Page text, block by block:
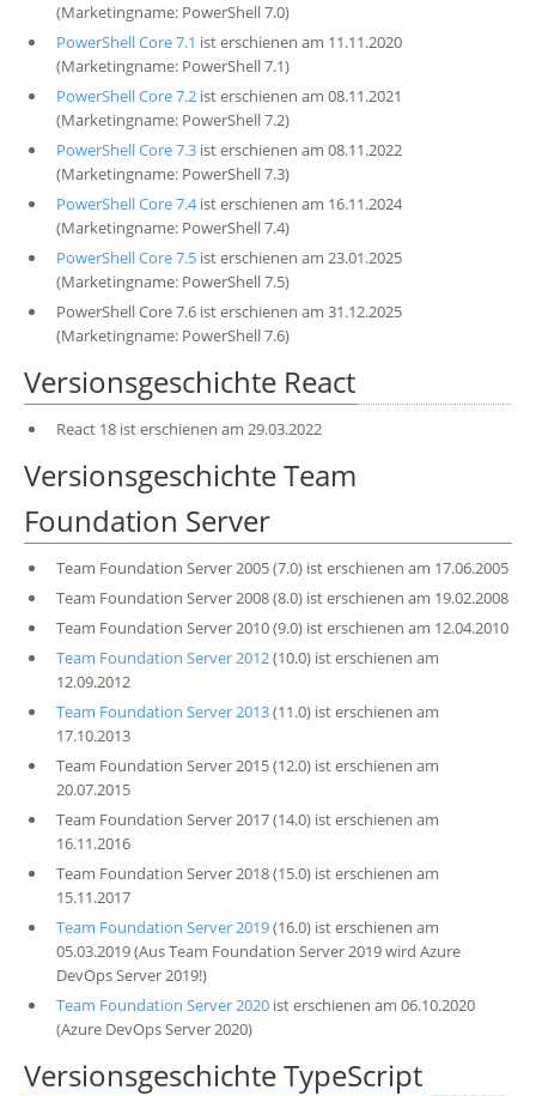
(Marketingname: PowerShell 7.0)
PowerShell Core 7.1 ist erschienen am 11.11.2020
(Marketingname: PowerShell 7.1)
PowerShell Core 7.2ist erschienen am 08.11.2021
(Marketingname: PowerShell 7.2)
PowerShell Core 7.3ist erschienen am 08.11.2022
(Marketingname: PowerShell 7.3)
PowerShell Core 7.4ist erschienen am 16.11.2024
(Marketingname: PowerShell 7.4)
PowerShell Core 7.5ist erschienen am 23.01.2025
(Marketingname: PowerShell 7.5)
PowerShell Core 7.6 ist erschienen am 31.12.2025
(Marketingname: PowerShell 7.6)
Versionsgeschichte React
React 18 ist erschienen am 29.03.2022
Versionsgeschichte Team
Foundation Server
Team Foundation Server 2005 (7.0) ist erschienen am 17.06.2005
Team Foundation Server 2008 (8.0) ist erschienen am 19.02.2008
Team Foundation Server 2010 (9.0) ist erschienen am 12.04.2010
Team Foundation Server 2012(10.0) ist erschienen am
12.09.2012
Team Foundation Server 2013(11.0) ist erschienen am
17.10.2013
Team Foundation Server 2015 (12.0) ist erschienen am
20.07.2015
Team Foundation Server 2017 (14.0) ist erschienen am
16.11.2016
Team Foundation Server 2018 (15.0) ist erschienen am
15.11.2017
Team Foundation Server 2019(16.0) ist erschienen am
05.03.2019 (Aus Team Foundation Server 2019 wird Azure
DevOps Server 2019!)
Team Foundation Server 2020ist erschienen am 06.10.2020
(Azure DevOps Server 2020)
Versionsgeschichte TypeScript